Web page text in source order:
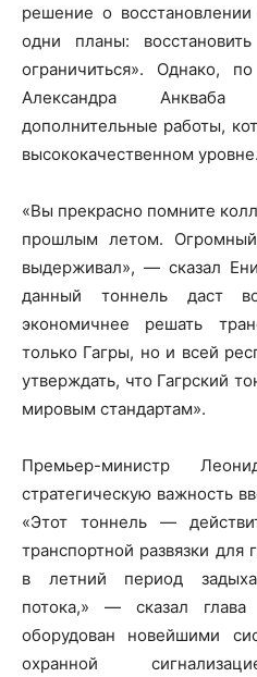
решение о
одни планы:
ограничиться». Однако,
Александра Анкваба
дополнительные работы,
высококачественном уровне.
«Вы прекрасно помните
прошлым летом.
выдерживал», — сказал
данный тоннель даст
экономичнее решать
только Гагры, но и всей
утверждать, что Гагрский
мировым стандартам».
Премьер-министр
стратегическую важность
«Этот тоннель —
транспортной развязки для
в летний период
потока,» — сказал глава
оборудован новейшими
охранной